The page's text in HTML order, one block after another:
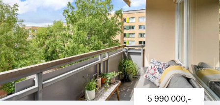
5 990 000,-